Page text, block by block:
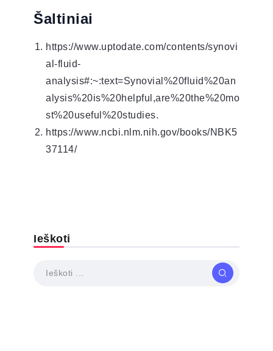
Šaltiniai
https://www.uptodate.com/contents/synovi
al-fluid-
analysis#:~:text=Synovial%20fluid%20an
alysis%20is%20helpful,are%20the%20mo
st%20useful%20studies.
https://www.ncbi.nlm.nih.gov/books/NBK5
37114/
Ieškoti